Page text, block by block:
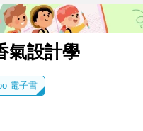
氣設計學
電子書